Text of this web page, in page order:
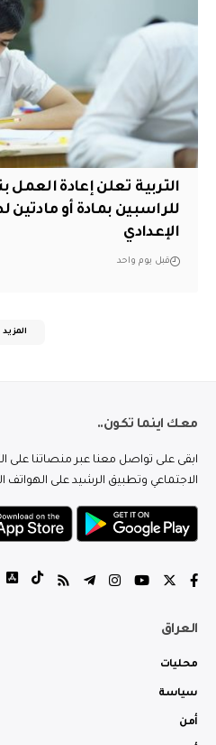
التربية تعلن إعادة العمل
للراسبين بمادة أو
الإعدادي
قبل يوم واحد
المزيد
معك اينما تكون..
ابقى على تواصل معنا عبر منصاتنا على
الاجتماعي وتطبيق الرشيد على الهواتف
العراق
محليات
سياسة
أمن